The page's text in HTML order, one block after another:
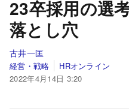
23卒採用の選
落とし穴
古井一匡
経営・戦略
HRオンライン
2022年4月14日 3:20